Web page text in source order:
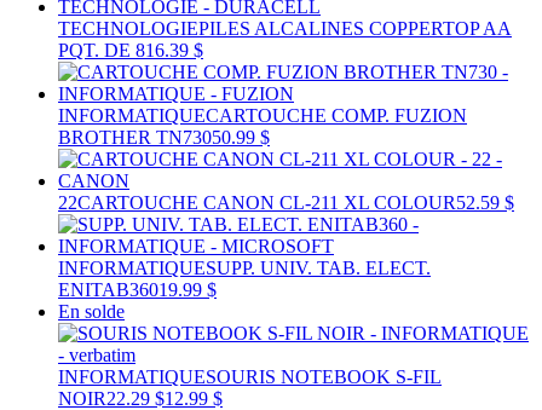
TECHNOLOGIEPILES ALCALINES COPPERTOP AA
PQT. DE 816.39 $
INFORMATIQUECARTOUCHE COMP. FUZION
BROTHER TN73050.99 $
22CARTOUCHE CANON CL-211 XL COLOUR52.59 $
INFORMATIQUESUPP. UNIV. TAB. ELECT.
ENITAB36019.99 $
En solde
INFORMATIQUESOURIS NOTEBOOK S-FIL
NOIR22.29 $12.99 $